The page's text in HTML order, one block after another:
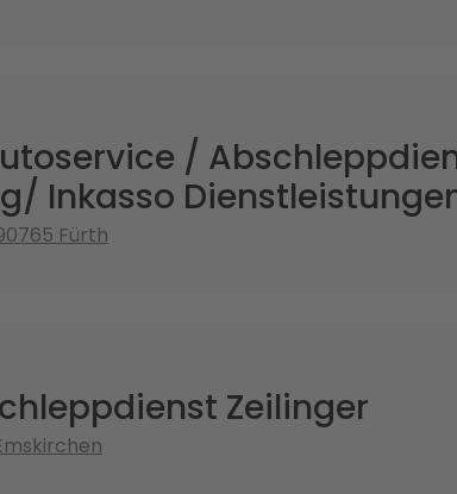
/
Inkasso
Fürth
Zeilinger